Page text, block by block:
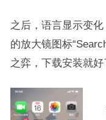
之后，语言显示变
的放大镜图标
之弈，下载安装就好